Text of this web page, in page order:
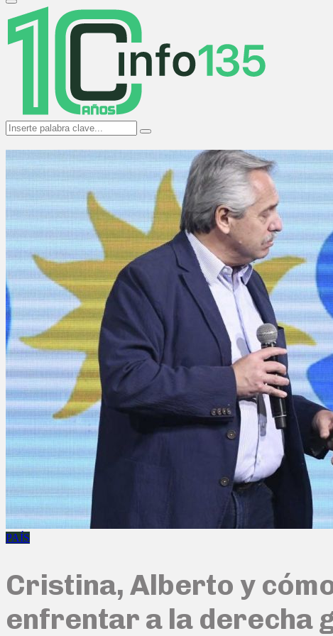
Primary
Menu
Search
for:
Search
PAÍS
Cristina, Alberto y
enfrentar a la derecha